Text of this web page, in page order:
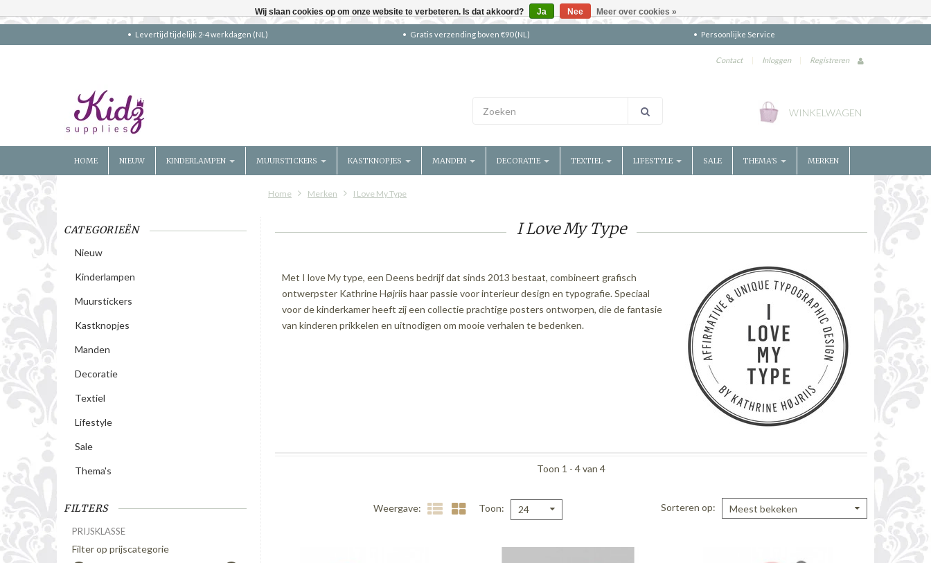
Levertijd tijdelijk 2-4 werkdagen (NL) Gratis verzending boven €90 (NL) Persoonlijke Service
Contact | Inloggen | Registreren
WINKELWAGEN
HOME NIEUW KINDERLAMPEN MUURSTICKERS KASTKNOPJES MANDEN DECORATIE TEXTIEL LIFESTYLE SALE THEMA'S MERKEN
Home Merken I Love My Type
CATEGORIEËN
Nieuw
Kinderlampen
Muurstickers
Kastknopjes
Manden
Decoratie
Textiel
Lifestyle
Sale
Thema's
FILTERS
PRIJSKLASSE
Filter op prijscategorie
I Love My Type
Met I love My type, een Deens bedrijf dat sinds 2013 bestaat, combineert grafisch
ontwerpster Kathrine Højriis haar passie voor interieur design en typografie. Speciaal
voor de kinderkamer heeft zij een collectie prachtige posters ontworpen, die de fantasie
van kinderen prikkelen en uitnodigen om mooie verhalen te bedenken.
Toon 1 - 4 van 4
Weergave Toon 24 Sorteren op Meest bekeken
Wij slaan cookies op om onze website te verbeteren. Is dat akkoord? Ja Nee Meer over cookies »